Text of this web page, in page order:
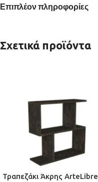
Επιπλέον πληροφορίες
Σχετικά προϊόντα
Τραπεζάκι Άκρης ArteLibre